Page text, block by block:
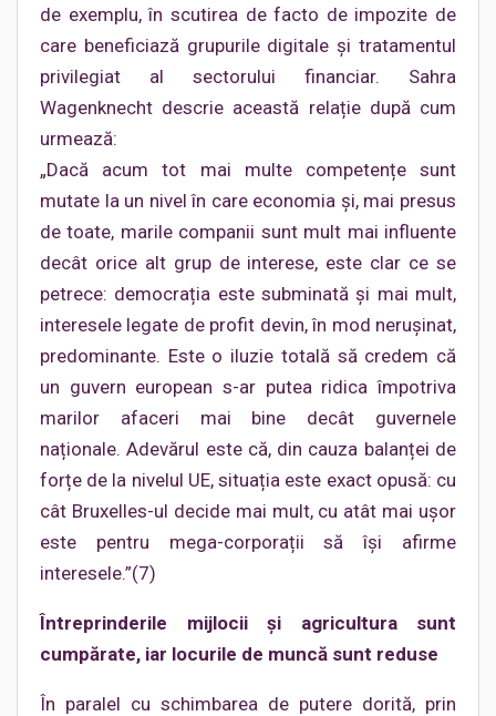
de exemplu, în scutirea de facto de impozite de
care beneficiază grupurile digitale și tratamentul
privilegiat al sectorului financiar. Sahra
Wagenknecht descrie această relație după cum
urmează:
„Dacă acum tot mai multe competențe sunt
mutate la un nivel în care economia și, mai presus
de toate, marile companii sunt mult mai influente
decât orice alt grup de interese, este clar ce se
petrece: democrația este subminată și mai mult,
interesele legate de profit devin, în mod nerușinat,
predominante. Este o iluzie totală să credem că
un guvern european s-ar putea ridica împotriva
marilor afaceri mai bine decât guvernele
naționale. Adevărul este că, din cauza balanței de
forțe de la nivelul UE, situația este exact opusă: cu
cât Bruxelles-ul decide mai mult, cu atât mai ușor
este pentru mega-corporații să își afirme
interesele.”(7)
Întreprinderile mijlocii și agricultura sunt
cumpărate, iar locurile de muncă sunt reduse
În paralel cu schimbarea de putere dorită, prin